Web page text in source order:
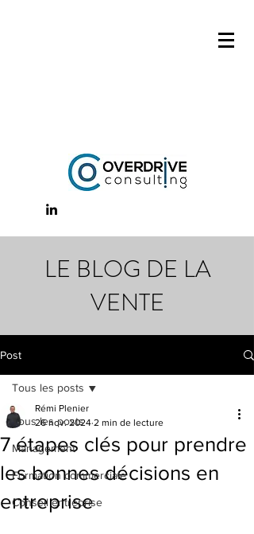
LE BLOG DE LA
VENTE
Post
Tous les posts
Management
Formation commerciale
Conseil entreprise
Tous les posts
7 étapes clés pour prendre
les bonnes décisions en
entreprise
Rémi Plenier
26 nov. 2024 2 min de lecture